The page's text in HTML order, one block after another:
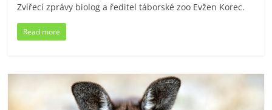
Zvířecí zprávy biolog a ředitel táborské zoo Evžen Korec.
Read more